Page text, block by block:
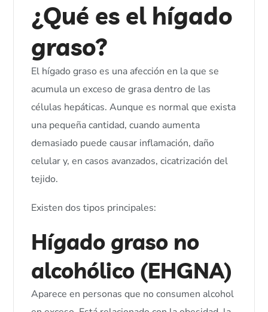
¿Qué es el hígado
graso?
El hígado graso es una afección en la que se
acumula un exceso de grasa dentro de las
células hepáticas. Aunque es normal que exista
una pequeña cantidad, cuando aumenta
demasiado puede causar inflamación, daño
celular y, en casos avanzados, cicatrización del
tejido.
Existen dos tipos principales:
Hígado graso no
alcohólico (EHGNA)
Aparece en personas que no consumen alcohol